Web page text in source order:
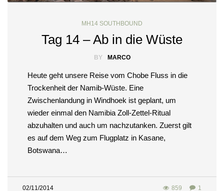
MH14 SOUTHBOUND
Tag 14 – Ab in die Wüste
BY MARCO
Heute geht unsere Reise vom Chobe Fluss in die
Trockenheit der Namib-Wüste. Eine
Zwischenlandung in Windhoek ist geplant, um
wieder einmal den Namibia Zoll-Zettel-Ritual
abzuhalten und auch um nachzutanken. Zuerst gilt
es auf dem Weg zum Flugplatz in Kasane,
Botswana…
02/11/2014 1
859